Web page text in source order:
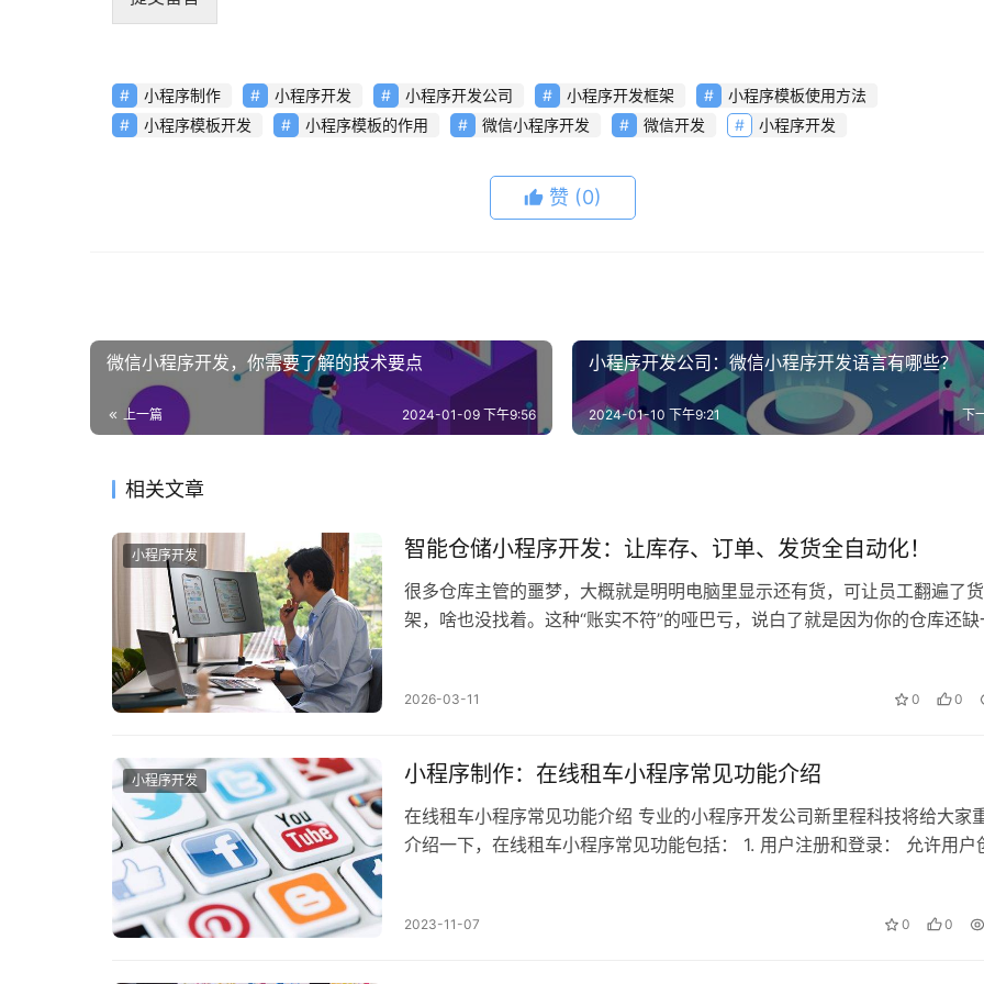
小程序制作 小程序开发 小程序开发公司 小程序开发框架
小程序模板使用方法
小程序模板开发
小程序模板的作用 微信小程序开发 微信开发 小程序开发
赞 (0)
微信小程序开发，你需要了解的技术要点
上一篇 2024-01-09 下午9:56
小程序开发公司：微信小程序开发语言有哪些？
下
2024-01-10 下午9:21
相关文章
小程序开发 智能仓储小程序开发：让库存、订单、发货全自动化！
很多仓库主管的噩梦，大概就是明明电脑里显示还有货，可让员工翻遍了货
架，啥也没找着。这种“账实不符”的哑巴亏，说白了就是因为你的仓库还缺
2026-03-11 0 0
小程序开发 小程序制作：在线租车小程序常见功能介绍
在线租车小程序常见功能介绍 专业的小程序开发公司新里程科技将给大家
介绍一下，在线租车小程序常见功能包括： 1. 用户注册和登录： 允许用户
2023-11-07 0 0